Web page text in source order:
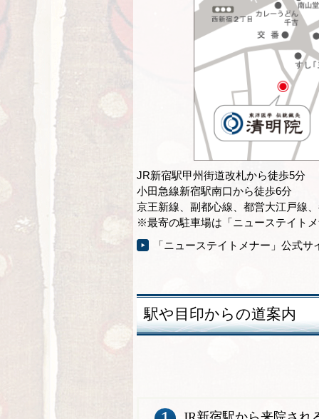
JR新宿駅甲州街道改札から徒歩5分
小田急線新宿駅南口から徒歩6分
京王新線、副都心線、都営大江戸線
※最寄の駐車場は「ニューステイト
「ニューステイトメナー」公式サ
駅や目印からの道案内